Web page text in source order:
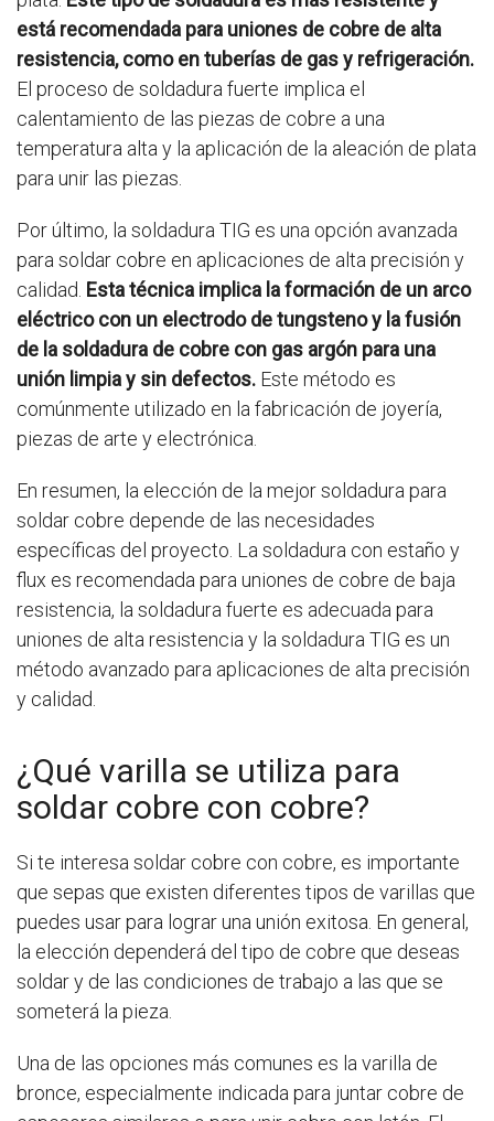
está recomendada para uniones de cobre de alta
resistencia, como en tuberías de gas y refrigeración.
El proceso de soldadura fuerte implica el
calentamiento de las piezas de cobre a una
temperatura alta y la aplicación de la aleación de plata
para unir las piezas.
Por último, la soldadura TIG es una opción avanzada
para soldar cobre en aplicaciones de alta precisión y
calidad. Esta técnica implica la formación de un arco
eléctrico con un electrodo de tungsteno y la fusión
de la soldadura de cobre con gas argón para una
unión limpia y sin defectos. Este método es
comúnmente utilizado en la fabricación de joyería,
piezas de arte y electrónica.
En resumen, la elección de la mejor soldadura para
soldar cobre depende de las necesidades
específicas del proyecto. La soldadura con estaño y
flux es recomendada para uniones de cobre de baja
resistencia, la soldadura fuerte es adecuada para
uniones de alta resistencia y la soldadura TIG es un
método avanzado para aplicaciones de alta precisión
y calidad.
¿Qué varilla se utiliza para
soldar cobre con cobre?
Si te interesa soldar cobre con cobre, es importante
que sepas que existen diferentes tipos de varillas que
puedes usar para lograr una unión exitosa. En general,
la elección dependerá del tipo de cobre que deseas
soldar y de las condiciones de trabajo a las que se
someterá la pieza.
Una de las opciones más comunes es la varilla de
bronce, especialmente indicada para juntar cobre de